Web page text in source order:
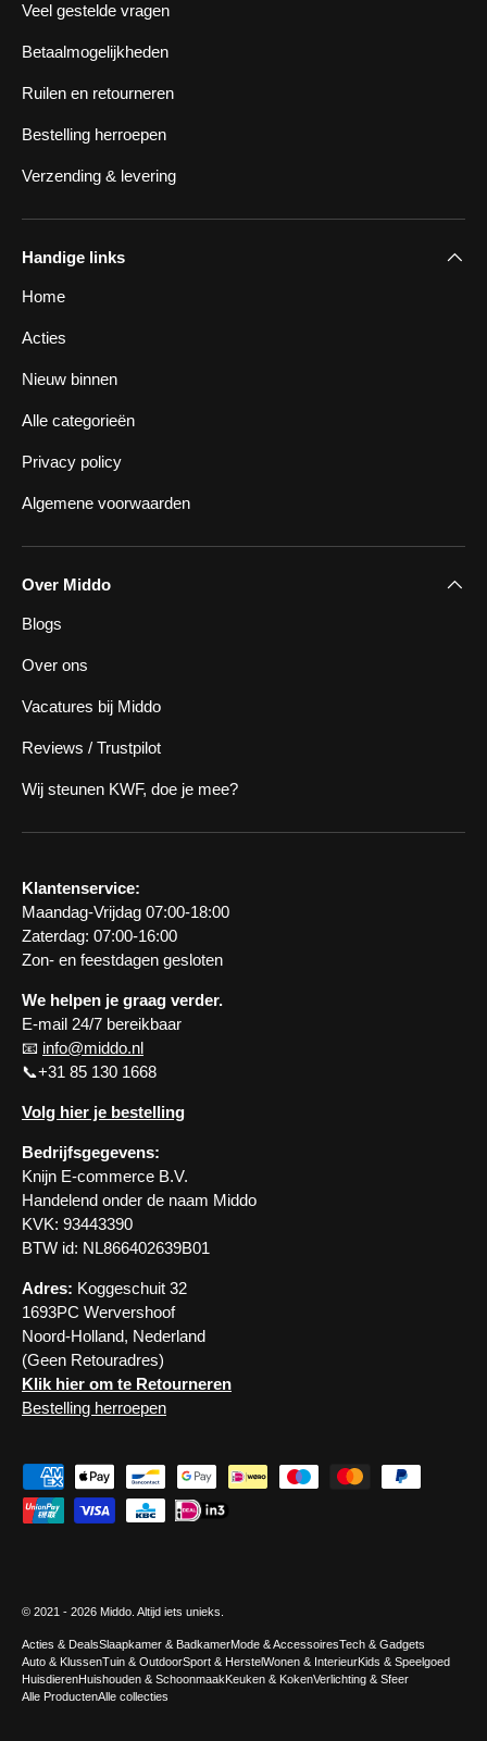
Veel gestelde vragen
Betaalmogelijkheden
Ruilen en retourneren
Bestelling herroepen
Verzending & levering
Handige links
Home
Acties
Nieuw binnen
Alle categorieën
Privacy policy
Algemene voorwaarden
Over Middo
Blogs
Over ons
Vacatures bij Middo
Reviews / Trustpilot
Wij steunen KWF, doe je mee?
Klantenservice:
Maandag-Vrijdag 07:00-18:00
Zaterdag: 07:00-16:00
Zon- en feestdagen gesloten
We helpen je graag verder.
E-mail 24/7 bereikbaar
📧 info@middo.nl
📞+31 85 130 1668
Volg hier je bestelling
Bedrijfsgegevens:
Knijn E-commerce B.V.
Handelend onder de naam Middo
KVK: 93443390
BTW id: NL866402639B01
Adres: Koggeschuit 32
1693PC Wervershoof
Noord-Holland, Nederland
(Geen Retouradres)
Klik hier om te Retourneren
Bestelling herroepen
Geaccepteerde betaalmethoden
© 2021 - 2026 Middo . Altijd iets unieks.
Acties & DealsSlaapkamer & BadkamerMode & AccessoiresTech & Gadgets
Auto & KlussenTuin & OutdoorSport & HerstelWonen & InterieurKids & Speelgoed
HuisdierenHuishouden & Schoonmaak Keuken & KokenVerlichting & Sfeer
Alle ProductenAlle collecties